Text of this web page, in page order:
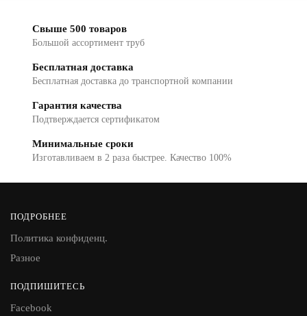
Свыше 500 товаров
Большой ассортимент труб
Бесплатная доставка
Бесплатная доставка до транспортной компании
Гарантия качества
Подтверждается сертификатом
Минимальные сроки
Изготавливаем в 2 раза быстрее. Качество 100%
ПОДРОБНЕЕ
Политика конфиденц.
Разное
ПОДПИШИТЕСЬ
Facebook